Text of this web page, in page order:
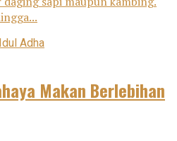
Makan Berlebihan